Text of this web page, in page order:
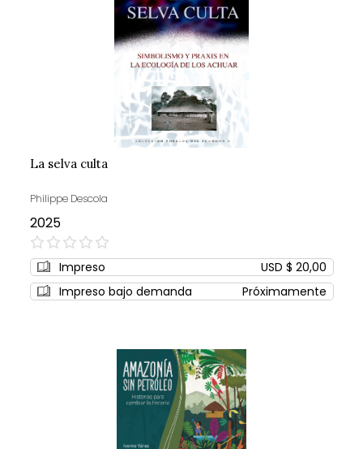
La selva culta
Philippe Descola
2025
0%
Impreso
USD $ 20,00
Impreso bajo demanda
Próximamente